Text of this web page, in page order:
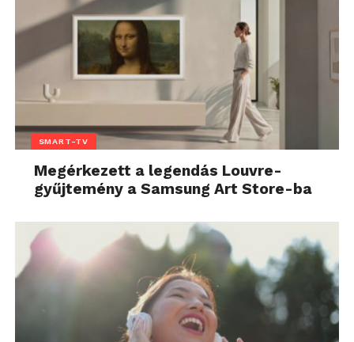
SMART-TV
Megérkezett a legendás Louvre-
gyűjtemény a Samsung Art Store-ba